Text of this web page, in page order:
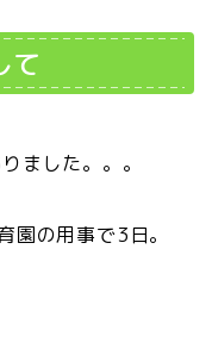
て
ました。。。
園の用事で3日。